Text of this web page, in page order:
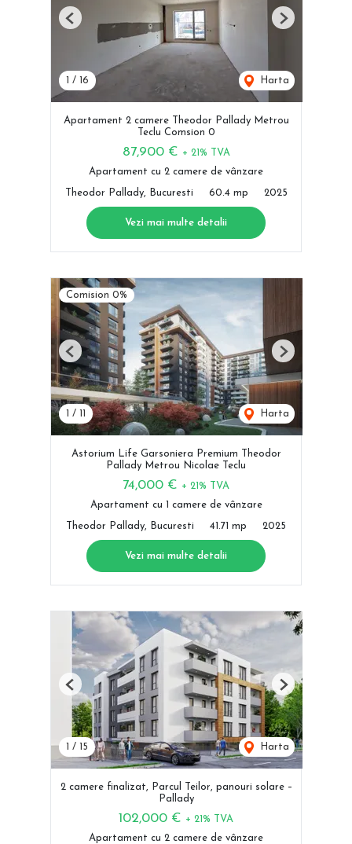
/ 16 Harta
Previous Next
Apartament 2 camere Theodor Pallady Metrou
Teclu Comsion 0
87,900 € + 21% TVA
Apartament cu 2 camere de vânzare
Theodor Pallady, Bucuresti 60.4 mp 2025
Vezi mai multe detalii
Comision 0%
/ Harta
Previous Next
Astorium Life Garsoniera Premium Theodor
Pallady Metrou Nicolae Teclu
74,000 € + 21% TVA
Apartament cu 1 camere de vânzare
Theodor Pallady, Bucuresti 41.71 mp 2025
Vezi mai multe detalii
1 / 15 Harta
Previous Next
2 camere finalizat, Parcul Teilor, panouri solare –
Pallady
102,000 € + 21% TVA
Apartament cu 2 camere de vânzare